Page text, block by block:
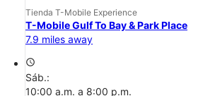
Tienda T-Mobile Experience
T-Mobile Gulf To Bay & Park Place
7.9 miles away
access_time
Sáb.:
10:00 a.m. a 8:00 p.m.